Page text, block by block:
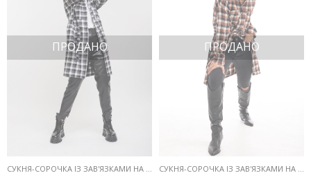
ПРОДАНО ПРОДАНО